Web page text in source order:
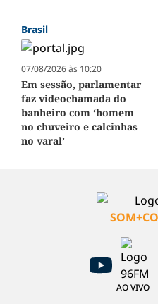
Brasil
07/08/2026 às 10:20
Em sessão, parlamentar
faz videochamada do
banheiro com ‘homem
no chuveiro e calcinhas
no varal’
AO VIVO